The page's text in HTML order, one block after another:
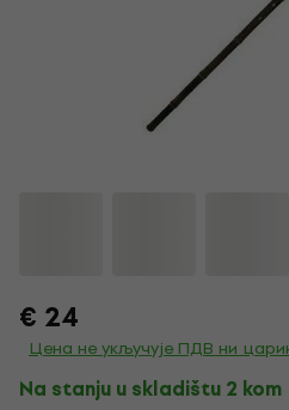
€ 24
Цена не укључује ПДВ ни
Na stanju u skladištu 2 kom